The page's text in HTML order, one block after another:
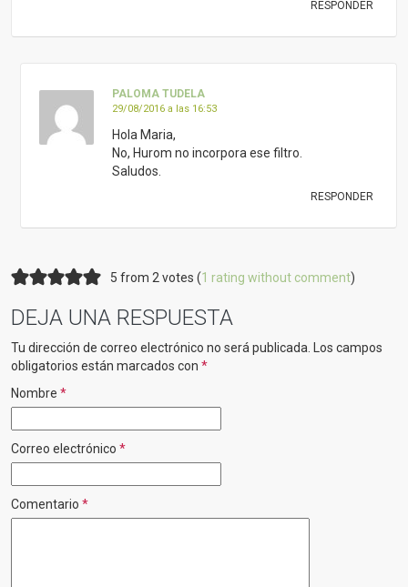
RESPONDER
PALOMA TUDELA
29/08/2016 a las 16:53
Hola Maria,
No, Hurom no incorpora ese filtro.
Saludos.
RESPONDER
5 from 2 votes (1 rating without comment)
DEJA UNA RESPUESTA
Tu dirección de correo electrónico no será publicada. Los campos
obligatorios están marcados con *
Nombre *
Correo electrónico *
Comentario *